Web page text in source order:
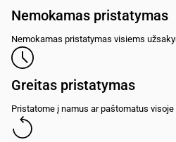
Nemokamas pristatymas
Nemokamas pristatymas visiems
Greitas pristatymas
Pristatome į namus ar paštomatus visoje